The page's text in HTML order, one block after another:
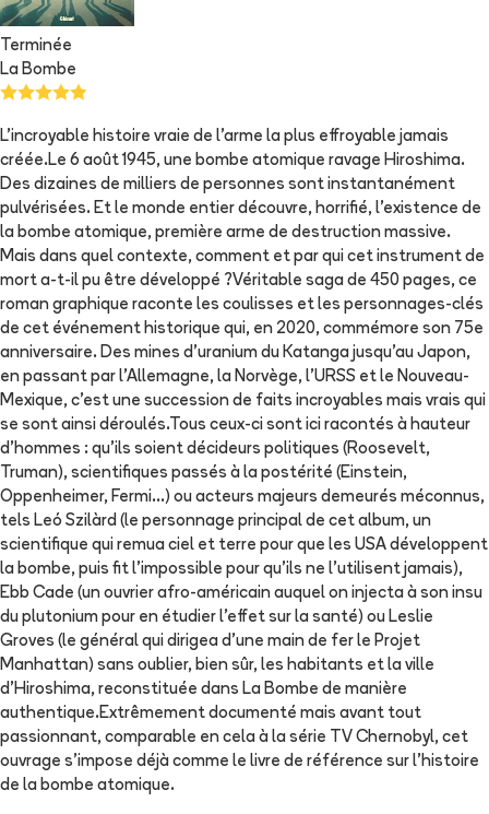
Terminée
La Bombe
L'incroyable histoire vraie de l'arme la plus effroyable jamais
créée.Le 6 août 1945, une bombe atomique ravage Hiroshima.
Des dizaines de milliers de personnes sont instantanément
pulvérisées. Et le monde entier découvre, horrifié, l'existence de
la bombe atomique, première arme de destruction massive.
Mais dans quel contexte, comment et par qui cet instrument de
mort a-t-il pu être développé ?Véritable saga de 450 pages, ce
roman graphique raconte les coulisses et les personnages-clés
de cet événement historique qui, en 2020, commémore son 75e
anniversaire. Des mines d'uranium du Katanga jusqu'au Japon,
en passant par l'Allemagne, la Norvège, l'URSS et le Nouveau-
Mexique, c'est une succession de faits incroyables mais vrais qui
se sont ainsi déroulés.Tous ceux-ci sont ici racontés à hauteur
d'hommes : qu'ils soient décideurs politiques (Roosevelt,
Truman), scientifiques passés à la postérité (Einstein,
Oppenheimer, Fermi...) ou acteurs majeurs demeurés méconnus,
tels Leó Szilàrd (le personnage principal de cet album, un
scientifique qui remua ciel et terre pour que les USA développent
la bombe, puis fit l'impossible pour qu'ils ne l'utilisent jamais),
Ebb Cade (un ouvrier afro-américain auquel on injecta à son insu
du plutonium pour en étudier l'effet sur la santé) ou Leslie
Groves (le général qui dirigea d'une main de fer le Projet
Manhattan) sans oublier, bien sûr, les habitants et la ville
d'Hiroshima, reconstituée dans La Bombe de manière
authentique.Extrêmement documenté mais avant tout
passionnant, comparable en cela à la série TV Chernobyl, cet
ouvrage s'impose déjà comme le livre de référence sur l'histoire
de la bombe atomique.